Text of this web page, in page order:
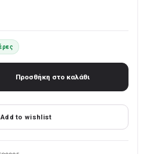
320ML H:10 D:6 P/432
Προσθήκη στο καλάθι
Add to wishlist